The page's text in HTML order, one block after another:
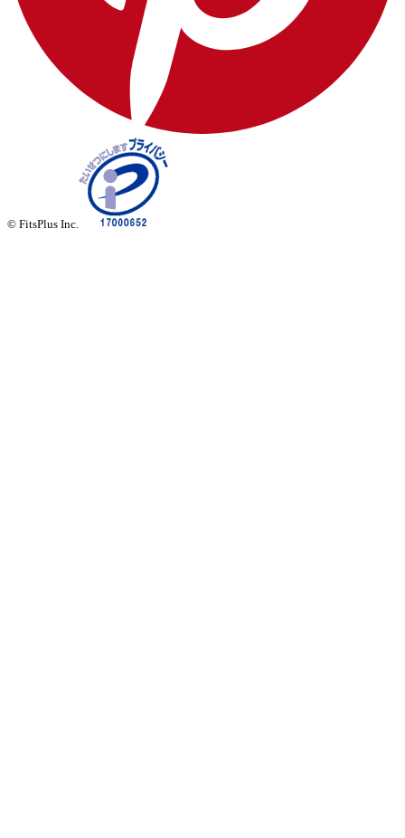
© FitsPlus Inc.